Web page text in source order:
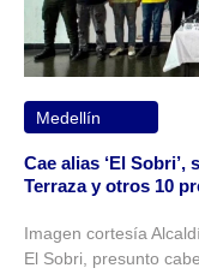
Medellín
Cae alias ‘El Sobri’,
Terraza y otros 10
Imagen cortesía
El Sobri, presunto